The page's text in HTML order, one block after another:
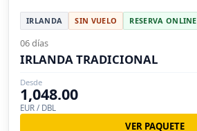
IRLANDA SIN VUELO RESERVA ONLINE
06 días
IRLANDA TRADICIONAL
Desde
1,048.00
EUR / DBL
VER PAQUETE